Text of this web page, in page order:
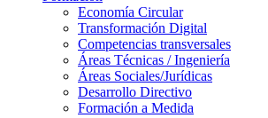
Economía Circular
Transformación Digital
Competencias transversales
Áreas Técnicas / Ingeniería
Áreas Sociales/Jurídicas
Desarrollo Directivo
Formación a Medida